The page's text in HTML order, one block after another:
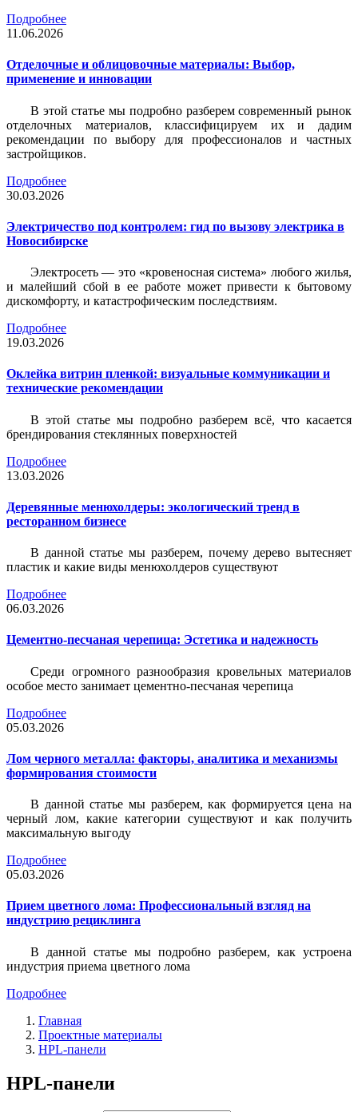
Подробнее
11.06.2026
Отделочные и облицовочные материалы: Выбор,
применение и инновации
В этой статье мы подробно разберем современный рынок
отделочных материалов, классифицируем их и дадим
рекомендации по выбору для профессионалов и частных
застройщиков.
Подробнее
30.03.2026
Электричество под контролем: гид по вызову электрика в
Новосибирске
Электросеть — это «кровеносная система» любого жилья,
и малейший сбой в ее работе может привести к бытовому
дискомфорту, и катастрофическим последствиям.
Подробнее
19.03.2026
Оклейка витрин пленкой: визуальные коммуникации и
технические рекомендации
В этой статье мы подробно разберем всё, что касается
брендирования стеклянных поверхностей
Подробнее
13.03.2026
Деревянные менюхолдеры: экологический тренд в
ресторанном бизнесе
В данной статье мы разберем, почему дерево вытесняет
пластик и какие виды менюхолдеров существуют
Подробнее
06.03.2026
Цементно-песчаная черепица: Эстетика и надежность
Среди огромного разнообразия кровельных материалов
особое место занимает цементно-песчаная черепица
Подробнее
05.03.2026
Лом черного металла: факторы, аналитика и механизмы
формирования стоимости
В данной статье мы разберем, как формируется цена на
черный лом, какие категории существуют и как получить
максимальную выгоду
Подробнее
05.03.2026
Прием цветного лома: Профессиональный взгляд на
индустрию рециклинга
В данной статье мы подробно разберем, как устроена
индустрия приема цветного лома
Подробнее
Главная
Проектные материалы
HPL-панели
HPL-панели